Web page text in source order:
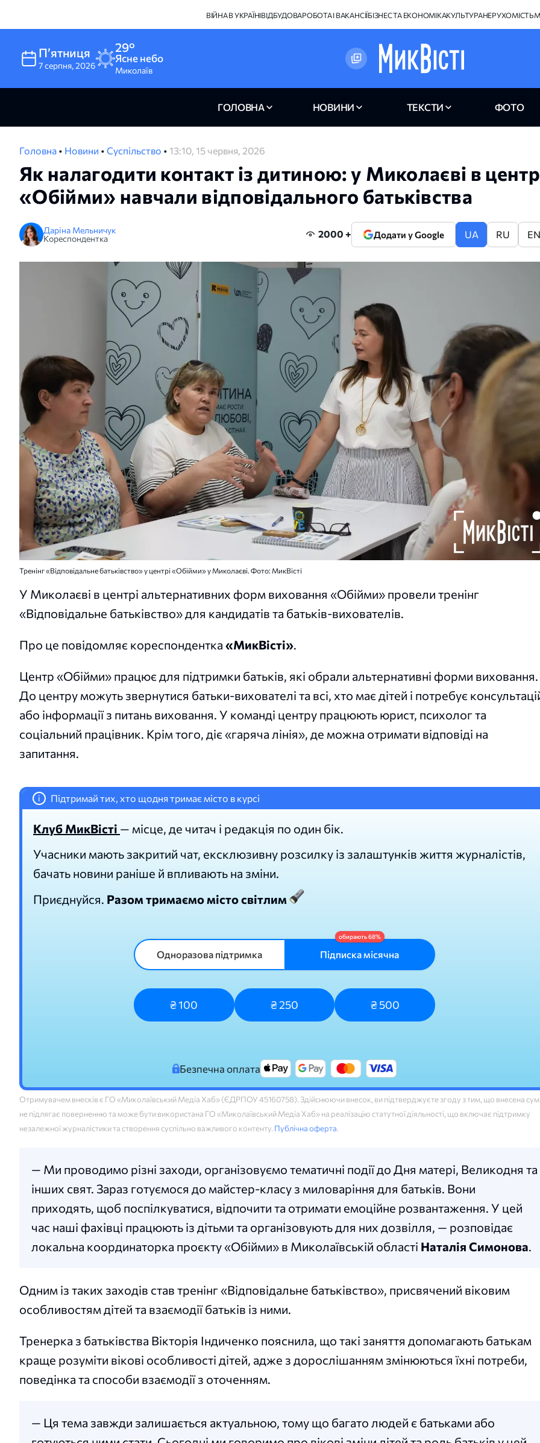
ВІЙНА В УКРАЇНІВІДБУДОВАРОБОТА І ВАКАНСІЇБІЗНЕС ТА ЕКОНОМІКАКУЛЬТУРАНЕРУХОМІСТЬ
Пʼятниця
7серпня,2026
29°
Ясне небо
Миколаїв
ГОЛОВНА НОВИНИ ТЕКСТИ ФОТО
Головна • Новини • Суспільство • 13:10, 15 червня, 2026
Як налагодити контакт із дитиною: у Миколаєві в
«Обійми» навчали відповідального батьківства
Даріна Мельничук
Кореспондентка
2000 + Додати у Google UA RU EN
Тренінг «Відповідальне батьківство» у центрі «Обійми» у Миколаєві. Фото: МикВісті
У Миколаєві в центрі альтернативних форм виховання «Обійми» провели тренінг
«Відповідальне батьківство» для кандидатів та батьків-вихователів.
Про це повідомляє кореспондентка «МикВісті».
Центр «Обійми» працює для підтримки батьків, які обрали альтернативні форми виховання.
До центру можуть звернутися батьки-вихователі та всі, хто має дітей і потребує
або інформації з питань виховання. У команді центру працюють юрист, психолог та
соціальний працівник. Крім того, діє «гаряча лінія», де можна отримати відповіді на
запитання.
i Підтримай тих, хто щодня тримає місто в курсі
Клуб МикВісті — місце, де читач і редакція по один бік.
Учасники мають закритий чат, ексклюзивну розсилку із залаштунків життя журналістів,
бачать новини раніше й впливають на зміни.
Приєднуйся. Разом тримаємо місто світлим
Одноразова підтримка Підписка місячна
₴ 100 ₴ 250 ₴ 500
Безпечна оплата
Отримувачем внесків є ГО «Миколаївський Медіа Хаб» (ЄДРПОУ 45160758). Здійснюючи внесок, ви підтверджуєте згоду з тим, що внесена
не підлягає поверненню та може бути використана ГО «Миколаївський Медіа Хаб» на реалізацію статутної діяльності, що включає підтримку
незалежної журналістики та створення суспільно важливого контенту. Публічна оферта.
— Ми проводимо різні заходи, організовуємо тематичні події до Дня матері, Великодня та
інших свят. Зараз готуємося до майстер-класу з миловаріння для батьків. Вони
приходять, щоб поспілкуватися, відпочити та отримати емоційне розвантаження. У цей
час наші фахівці працюють із дітьми та організовують для них дозвілля, — розповідає
локальна координаторка проєкту «Обійми» в Миколаївській області Наталія Симонова.
Одним із таких заходів став тренінг «Відповідальне батьківство», присвячений віковим
особливостям дітей та взаємодії батьків із ними.
Тренерка з батьківства Вікторія Індиченко пояснила, що такі заняття допомагають батькам
краще розуміти вікові особливості дітей, адже з дорослішанням змінюються їхні потреби,
поведінка та способи взаємодії з оточенням.
— Ця тема завжди залишається актуальною, тому що багато людей є батьками або